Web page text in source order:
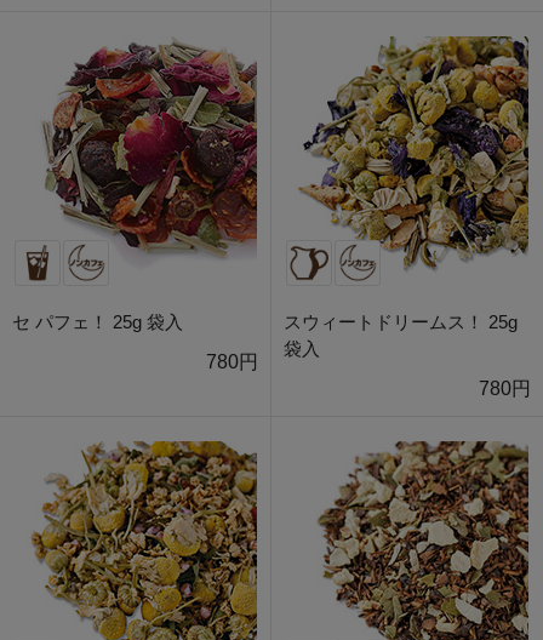
セ パフェ！ 25g 袋入
780円
スウィートドリームス！ 25g
袋入
780円